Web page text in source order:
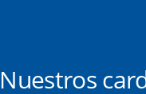
Nuestros